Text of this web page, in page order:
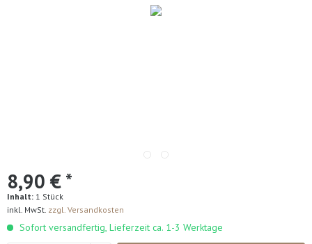
8,90 € *
Inhalt: 1 Stück
inkl. MwSt. zzgl. Versandkosten
Sofort versandfertig, Lieferzeit ca. 1-3 Werktage